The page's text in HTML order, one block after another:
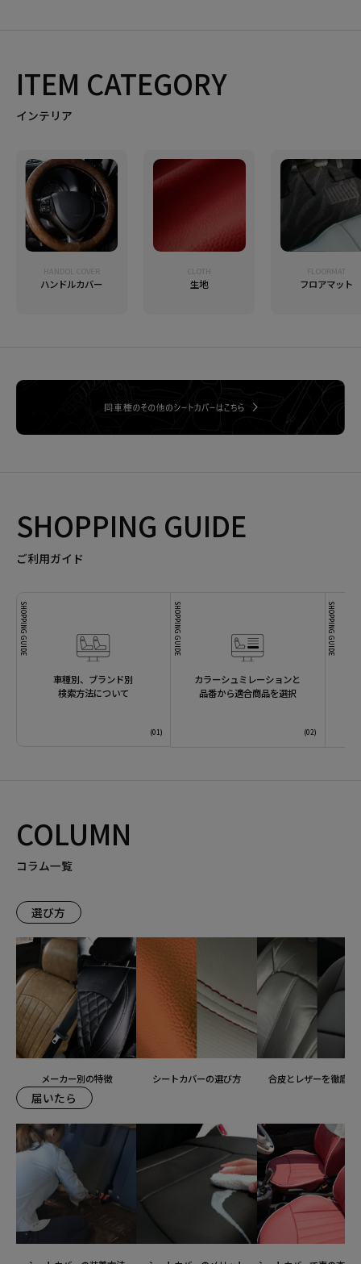
ITEM CATEGORY
インテリア
HANDOL COVER
ハンドルカバー
CLOTH
生地
FLOORMAT
フロアマット
SHOPPING GUIDE
ご利用ガイド
SHOPPING GUIDE
車種別、ブランド別
検索方法について
SHOPPING GUIDE
カラーシュミレーションと
品番から適合商品を選択
SHOPPING GUIDE
COLUMN
コラム一覧
選び方
メーカー別の特徴 シートカバーの選び方 合皮とレザーを徹底比
届いたら